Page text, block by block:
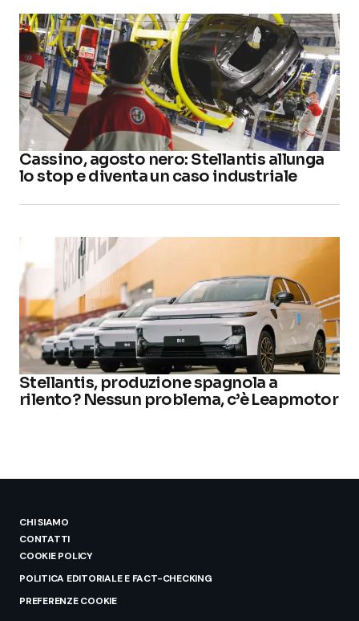
Cassino, agosto nero: Stellantis allunga
lo stop e diventa un caso industriale
Stellantis, produzione spagnola a
rilento? Nessun problema, c’è Leapmotor
CHI SIAMO
CONTATTI
COOKIE POLICY
POLITICA EDITORIALE E FACT-CHECKING
PREFERENZE COOKIE